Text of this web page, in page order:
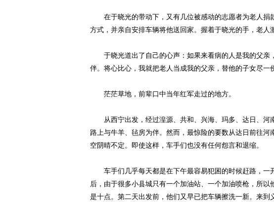
在于晓光的带动下，又有几位被感动的志愿者为老人捐
方式，并亲自安排车辆将他送回家。握着于晓光的手，老人
于晓光道出了自己的心声：如果来看病的人是我的父亲
伴。将心比心，我就把老人当成我的父亲，替他的子女尽一
茫茫草地，前辈口中当年红军走过的地方。
从西宁出发，经过湟源、共和、兴海、玛多、达日、河
路上与牛羊、毡房为伴。然而，最惊险的要数从达日前往河
空阴晴不定。即使这样，车手们也没有任何怨言和退缩。
车手们几乎每天都是在下午最容易犯困的时候赶路，一
后，由于很多小县城只有一个加油站、一个加油喷枪，所
是十点。第二天出发前，他们又早已把车辆擦洗一新。来到